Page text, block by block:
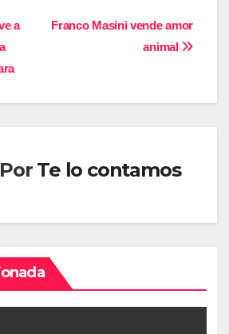
Franco Masini vende amor
animal
a
Por Te lo contamos